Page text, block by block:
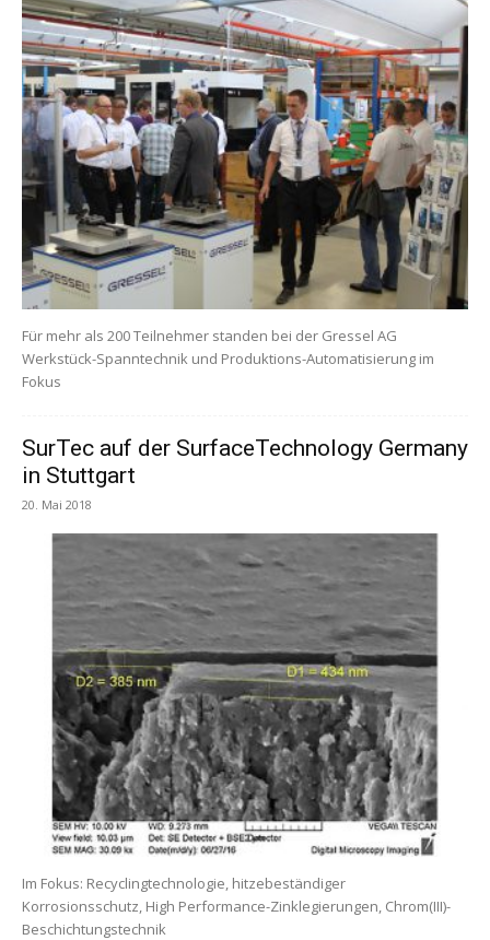
Für mehr als 200 Teilnehmer standen bei der Gressel AG
Werkstück-Spanntechnik und Produktions-Automatisierung im
Fokus
SurTec auf der SurfaceTechnology Germany
in Stuttgart
20. Mai 2018
Im Fokus: Recyclingtechnologie, hitzebeständiger
Korrosionsschutz, High Performance-Zinklegierungen, Chrom(III)-
Beschichtungstechnik